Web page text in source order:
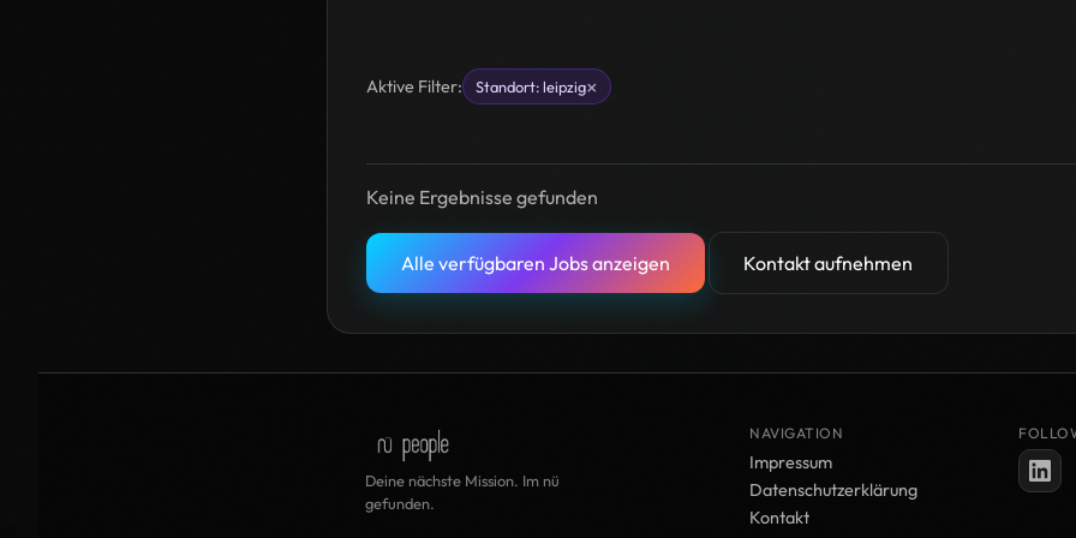
Aktive Filter: Standort: leipzig×
Keine Ergebnisse gefunden
Alle verfügbaren Jobs anzeigen Kontakt aufnehmen
Deine nächste Mission. Im nü
gefunden.
NAVIGATION
Impressum
Datenschutzerklärung
Kontakt